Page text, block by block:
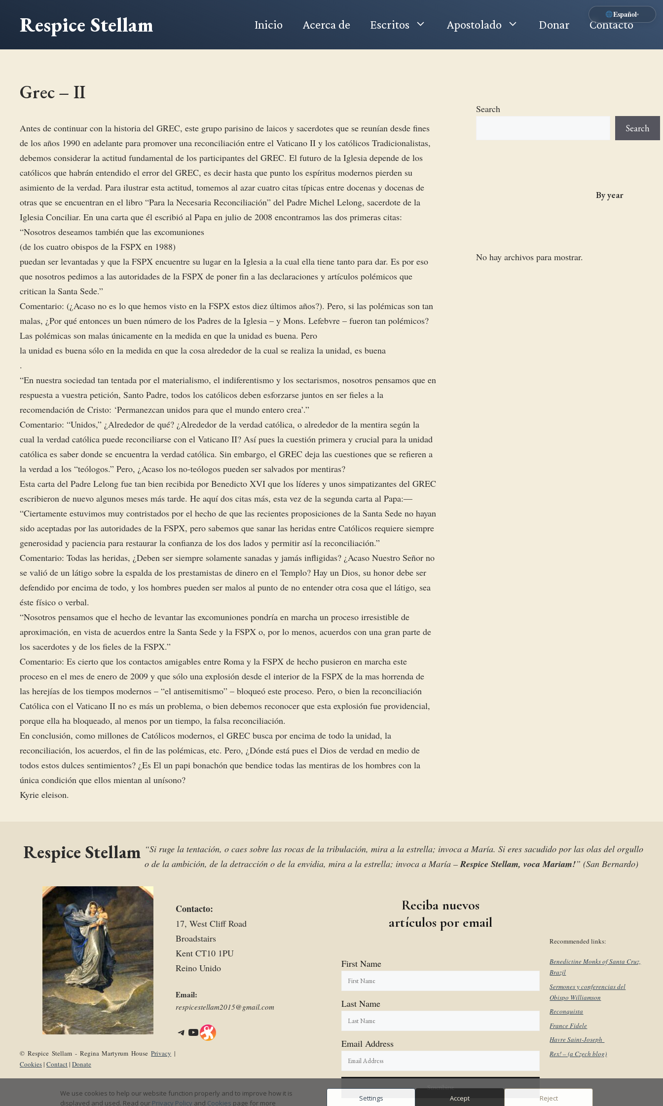
Español▾
Respice Stellam Inicio Acerca de Escritos Apostolado Donar Contacto
Grec – II
Antes de continuar con la historia del GREC, este grupo parisino de laicos y sacerdotes que se reunían desde fines
de los años 1990 en adelante para promover una reconciliación entre el Vaticano II y los católicos Tradicionalistas,
debemos considerar la actitud fundamental de los participantes del GREC. El futuro de la Iglesia depende de los
católicos que habrán entendido el error del GREC, es decir hasta que punto los espíritus modernos pierden su
asimiento de la verdad. Para ilustrar esta actitud, tomemos al azar cuatro citas típicas entre docenas y docenas de
otras que se encuentran en el libro “Para la Necesaria Reconciliación” del Padre Michel Lelong, sacerdote de la
Iglesia Conciliar. En una carta que él escribió al Papa en julio de 2008 encontramos las dos primeras citas:
“Nosotros deseamos también que las excomuniones
(de los cuatro obispos de la FSPX en 1988)
puedan ser levantadas y que la FSPX encuentre su lugar en la Iglesia a la cual ella tiene tanto para dar. Es por eso
que nosotros pedimos a las autoridades de la FSPX de poner fin a las declaraciones y artículos polémicos que
critican la Santa Sede.”
Comentario: (¿Acaso no es lo que hemos visto en la FSPX estos diez últimos años?). Pero, si las polémicas son tan
malas, ¿Por qué entonces un buen número de los Padres de la Iglesia – y Mons. Lefebvre – fueron tan polémicos?
Las polémicas son malas únicamente en la medida en que la unidad es buena. Pero
la unidad es buena sólo en la medida en que la cosa alrededor de la cual se realiza la unidad, es buena
.
“En nuestra sociedad tan tentada por el materialismo, el indiferentismo y los sectarismos, nosotros pensamos que en
respuesta a vuestra petición, Santo Padre, todos los católicos deben esforzarse juntos en ser fieles a la
recomendación de Cristo: ‘Permanezcan unidos para que el mundo entero crea’.”
Comentario: “Unidos,” ¿Alrededor de qué? ¿Alrededor de la verdad católica, o alrededor de la mentira según la
cual la verdad católica puede reconciliarse con el Vaticano II? Así pues la cuestión primera y crucial para la unidad
católica es saber donde se encuentra la verdad católica. Sin embargo, el GREC deja las cuestiones que se refieren a
la verdad a los “teólogos.” Pero, ¿Acaso los no-teólogos pueden ser salvados por mentiras?
Esta carta del Padre Lelong fue tan bien recibida por Benedicto XVI que los líderes y unos simpatizantes del GREC
escribieron de nuevo algunos meses más tarde. He aquí dos citas más, esta vez de la segunda carta al Papa:—
“Ciertamente estuvimos muy contristados por el hecho de que las recientes proposiciones de la Santa Sede no hayan
sido aceptadas por las autoridades de la FSPX, pero sabemos que sanar las heridas entre Católicos requiere siempre
generosidad y paciencia para restaurar la confianza de los dos lados y permitir así la reconciliación.”
Comentario: Todas las heridas, ¿Deben ser siempre solamente sanadas y jamás infligidas? ¿Acaso Nuestro Señor no
se valió de un látigo sobre la espalda de los prestamistas de dinero en el Templo? Hay un Dios, su honor debe ser
defendido por encima de todo, y los hombres pueden ser malos al punto de no entender otra cosa que el látigo, sea
éste físico o verbal.
“Nosotros pensamos que el hecho de levantar las excomuniones pondría en marcha un proceso irresistible de
aproximación, en vista de acuerdos entre la Santa Sede y la FSPX o, por lo menos, acuerdos con una gran parte de
los sacerdotes y de los fieles de la FSPX.”
Comentario: Es cierto que los contactos amigables entre Roma y la FSPX de hecho pusieron en marcha este
proceso en el mes de enero de 2009 y que sólo una explosión desde el interior de la FSPX de la mas horrenda de
las herejías de los tiempos modernos – “el antisemitismo” – bloqueó este proceso. Pero, o bien la reconciliación
Católica con el Vaticano II no es más un problema, o bien debemos reconocer que esta explosión fue providencial,
porque ella ha bloqueado, al menos por un tiempo, la falsa reconciliación.
En conclusión, como millones de Católicos modernos, el GREC busca por encima de todo la unidad, la
reconciliación, los acuerdos, el fin de las polémicas, etc. Pero, ¿Dónde está pues el Dios de verdad en medio de
todos estos dulces sentimientos? ¿Es El un papi bonachón que bendice todas las mentiras de los hombres con la
única condición que ellos mientan al unísono?
Kyrie eleison.
Search
Search
By year
No hay archivos para mostrar.
Respice Stellam “Si ruge la tentación, o caes sobre las rocas de la tribulación, mira a la estrella; invoca a María. Si eres sacudido por las olas del orgullo
o de la ambición, de la detracción o de la envidia, mira a la estrella; invoca a María –Respice Stellam, voca Mariam!” (San Bernardo)
© Respice Stellam - Regina Martyrum HousePrivacy |
Cookies| Contact| Donate
Contacto:
17, West Cliff Road
Broadstairs
Kent CT10 1PU
Reino Unido
Email:
respicestellam2015@gmail.com
Telegram YouTube Link
Reciba nuevos
artículos por email
First Name
Last Name
Email Address
Recommended links:
Benedictine Monks of Santa Cruz,
Brazil
Sermones y conferencias del
Obispo Williamson
Reconquista
France Fidele
Havre Saint-Joseph
Rex! – (a Czech blog)
We use cookies to help our website function properly and to improve how it is
displayed and used. Read our Privacy Policy and Cookies page for more
Settings Accept Reject